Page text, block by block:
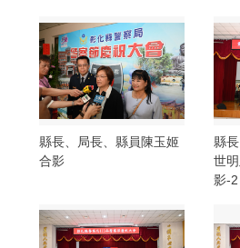
縣長、局長、縣員陳玉姬
合影
縣
世
影-2